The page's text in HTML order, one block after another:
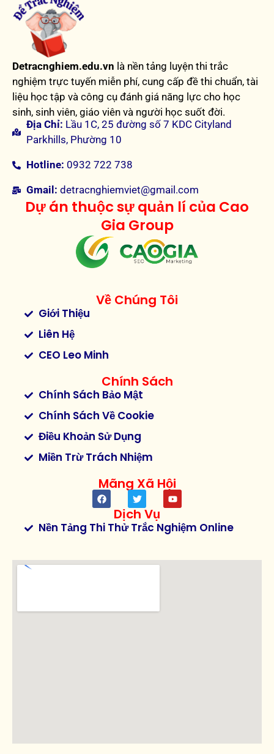
Detracnghiem.edu.vn là nền tảng luyện thi trắc
nghiệm trực tuyến miễn phí, cung cấp đề thi chuẩn, tài
liệu học tập và công cụ đánh giá năng lực cho học
sinh, sinh viên, giáo viên và người học suốt đời.
Địa Chỉ: Lầu 1C, 25 đường số 7 KDC Cityland
Parkhills, Phường 10
Hotline: 0932 722 738
Gmail: detracnghiemviet@gmail.com
Dự án thuộc sự quản lí của Cao
Gia Group
Về Chúng Tôi
Giới Thiệu
Liên Hệ
CEO Leo Minh
Chính Sách
Chính Sách Bảo Mật
Chính Sách Về Cookie
Điều Khoản Sử Dụng
Miền Trừ Trách Nhiệm
Mãng Xã Hội
Dịch Vụ
Nền Tảng Thi Thử Trắc Nghiệm Online